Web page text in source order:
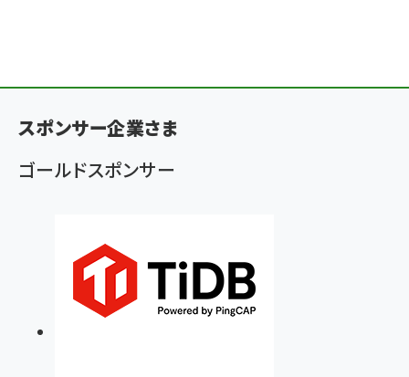
スポンサー企業さま
ゴールドスポンサー